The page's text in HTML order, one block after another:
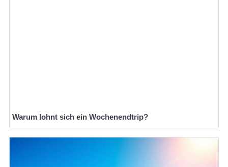
Warum lohnt sich ein Wochenendtrip?